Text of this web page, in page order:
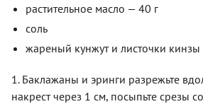
растительное масло — 40 г
соль
жареный кунжут и листочки
1. Баклажаны и эринги разрежьте
накрест через 1 см, посыпьте срезы